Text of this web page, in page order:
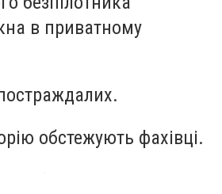
в приватному
обстежують фахівці.